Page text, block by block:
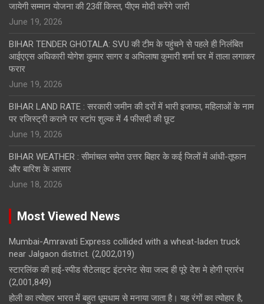
जायेगी सम्मान योजना की 23वीं किस्त, पीएम मोदी करेंगे जारी
June 19, 2026
BIHAR TENDER GHOTALA: SVU की टीम के पहुंचने से पहले ही निलंबित
आईएएस अधिकारी योगेश कुमार सागर व अभिलाषा कुमारी शर्मा घर में ताला लगाकर
फरार
June 19, 2026
BIHAR LAND RATE : सरकारी जमीन की दरों में भारी इजाफा, महिलाओं के नाम
पर रजिस्ट्री कराने पर स्टांप शुल्क में 4 फीसदी की छूट
June 19, 2026
BIHAR WEATHER : सीमांचल समेत उत्तर बिहार के कई जिलों में आंधी-तूफान
और बारिश के आसार
June 18, 2026
Most Viewed News
Mumbai-Amravati Express collided with a wheat-laden truck
near Jalgaon district. (2,002,019)
स्टारलिंक की हाई-स्पीड सैटेलाइट इंटरनेट सेवा जल्द ही पूरे देश मे होगी प्रारंभ
(2,001,849)
होली का त्योहार भारत में बहुत धूमधाम से मनाया जाता है। यह रंगों का त्योहार है,